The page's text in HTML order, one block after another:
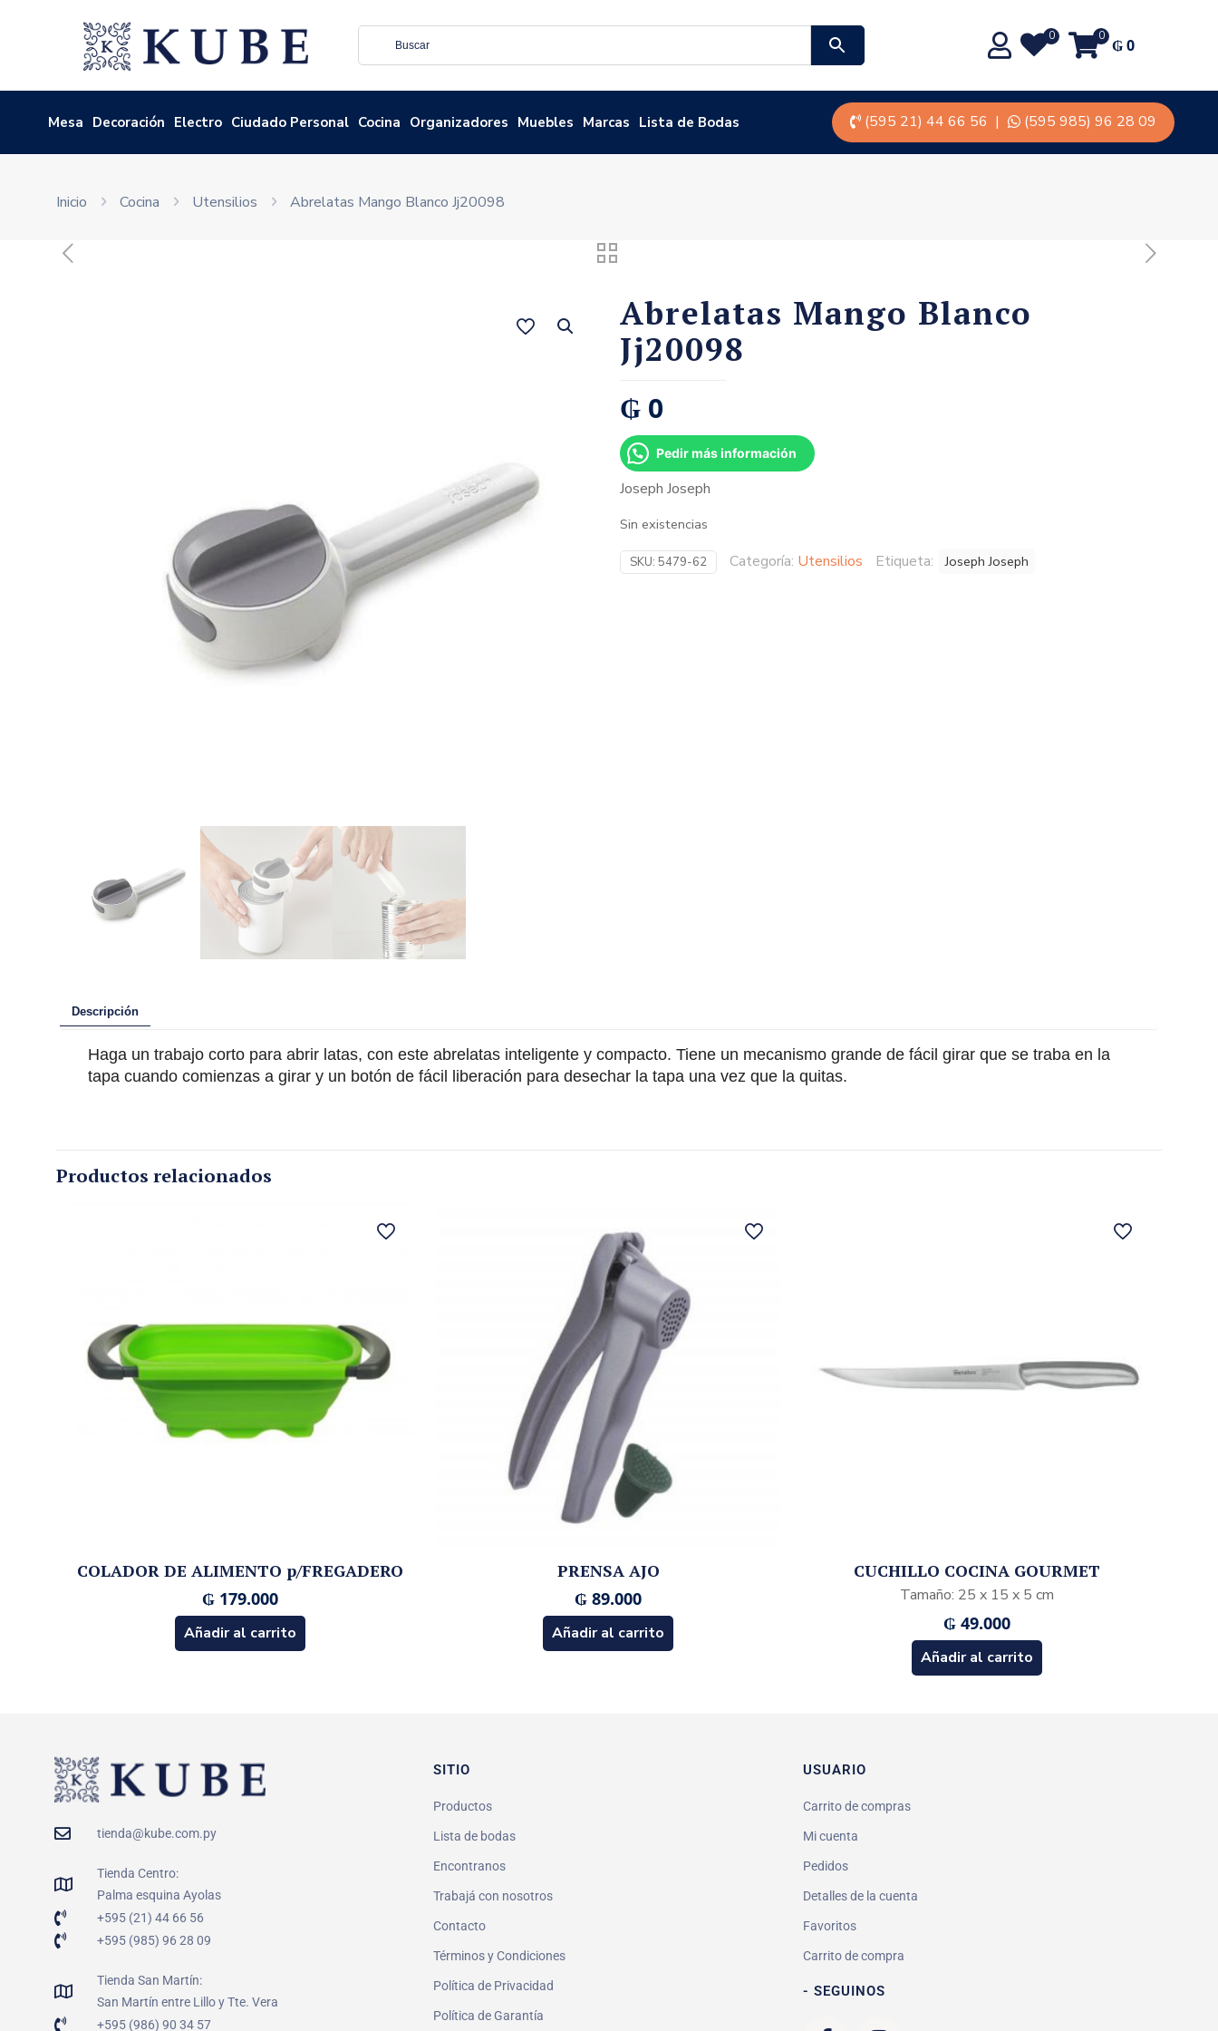
0 0 ₲0
Mesa Decoración Electro Ciudado Personal Cocina Organizadores Muebles Marcas Lista de Bodas (595 21) 44 66 56 | (595 985) 96 28 09
Inicio Cocina Utensilios Abrelatas Mango Blanco Jj20098
Abrelatas Mango Blanco
Jj20098
₲ 0
Pedir más información
Joseph Joseph
Sin existencias
SKU: 5479-62 Categoría: Utensilios Etiqueta: Joseph Joseph
Descripción
Haga un trabajo corto para abrir latas, con este abrelatas inteligente y compacto. Tiene un mecanismo grande de fácil girar que se traba en la
tapa cuando comienzas a girar y un botón de fácil liberación para desechar la tapa una vez que la quitas.
Productos relacionados
COLADOR DE ALIMENTO p/FREGADERO
₲ 179.000
Añadir al carrito
PRENSA AJO
₲ 89.000
Añadir al carrito
CUCHILLO COCINA GOURMET
Tamaño: 25 x 15 x 5 cm
₲49.000
Añadir al carrito
tienda@kube.com.py
Tienda Centro:
Palma esquina Ayolas
+595 (21) 44 66 56
+595 (985) 96 28 09
Tienda San Martín:
San Martín entre Lillo y Tte. Vera
+595 (986) 90 34 57
SITIO
Productos
Lista de bodas
Encontranos
Trabajá con nosotros
Contacto
Términos y Condiciones
Política de Privacidad
Política de Garantía
USUARIO
Carrito de compras
Mi cuenta
Pedidos
Detalles de la cuenta
Favoritos
Carrito de compra
- SEGUINOS